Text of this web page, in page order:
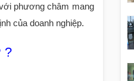
phương châm mang
của doanh nghiệp.
?